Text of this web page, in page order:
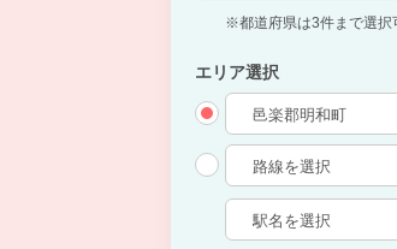
※都道府県は3件まで選択
エリア選択